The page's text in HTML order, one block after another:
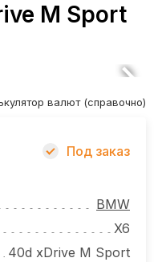
M Sport
валют (справочно)
Под заказ
BMW
X6
40d xDrive M Sport